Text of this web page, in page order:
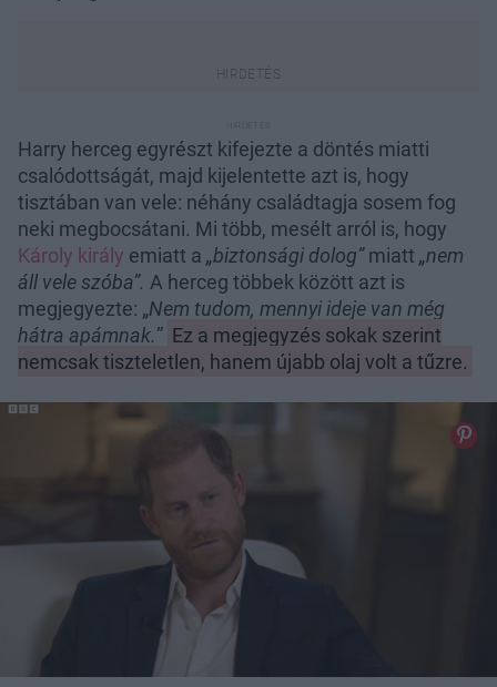
Harry herceg egyrészt kifejezte a döntés miatti
csalódottságát, majd kijelentette azt is, hogy
tisztában van vele: néhány családtagja sosem fog
neki megbocsátani. Mi több, mesélt arról is, hogy
Károly király emiatt a „biztonsági dolog”miatt „nem
áll vele szóba”. A herceg többek között azt is
megjegyezte: „Nem tudom, mennyi ideje van még
hátra apámnak.” Ez a megjegyzés sokak szerint
nemcsak tiszteletlen, hanem újabb olaj volt a tűzre.